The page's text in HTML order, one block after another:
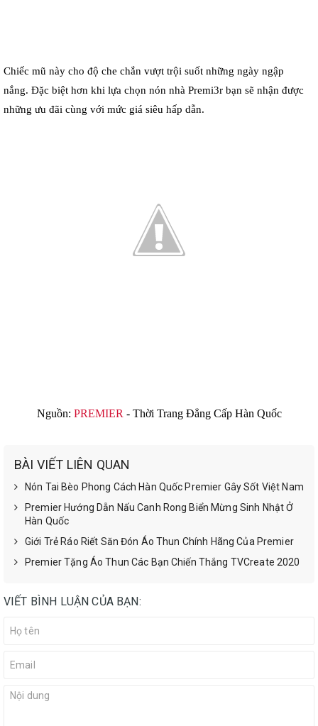
Chiếc mũ này cho độ che chắn vượt trội suốt những ngày ngập
nắng. Đặc biệt hơn khi lựa chọn nón nhà Premi3r bạn sẽ nhận được
những ưu đãi cùng với mức giá siêu hấp dẫn.
Nguồn: PREMIER - Thời Trang Đẳng Cấp Hàn Quốc
BÀI VIẾT LIÊN QUAN
Nón Tai Bèo Phong Cách Hàn Quốc Premier Gây Sốt Việt Nam
Premier Hướng Dẫn Nấu Canh Rong Biển Mừng Sinh Nhật Ở
Hàn Quốc
Giới Trẻ Ráo Riết Săn Đón Áo Thun Chính Hãng Của Premier
Premier Tặng Áo Thun Các Bạn Chiến Thắng TVCreate 2020
VIẾT BÌNH LUẬN CỦA BẠN: